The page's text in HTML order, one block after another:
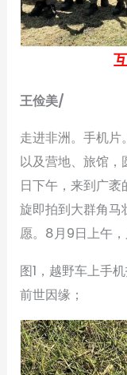
王俭美/
走进非洲。手机片
以及营地、旅馆
日下午，来到广袤
旋即拍到大群角马
愿。8月9日上午
图1，越野车上手
前世因缘；